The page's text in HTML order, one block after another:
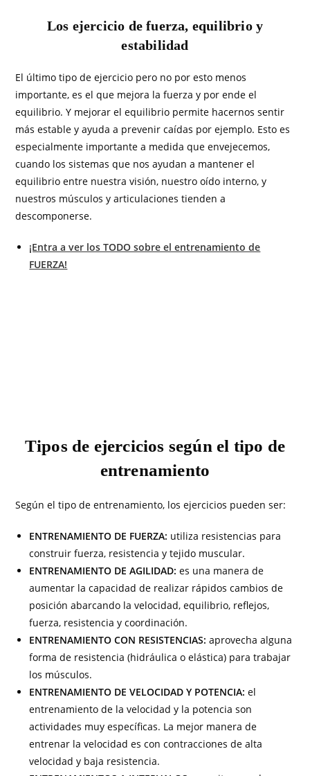
Los ejercicio de fuerza, equilibrio y
estabilidad
El último tipo de ejercicio pero no por esto menos
importante, es el que mejora la fuerza y por ende el
equilibrio. Y mejorar el equilibrio permite hacernos sentir
más estable y ayuda a prevenir caídas por ejemplo. Esto es
especialmente importante a medida que envejecemos,
cuando los sistemas que nos ayudan a mantener el
equilibrio entre nuestra visión, nuestro oído interno, y
nuestros músculos y articulaciones tienden a
descomponerse.
¡Entra a ver los TODO sobre el entrenamiento de
FUERZA!
Tipos de ejercicios según el tipo de
entrenamiento
Según el tipo de entrenamiento, los ejercicios pueden ser:
ENTRENAMIENTO DE FUERZA: utiliza resistencias para
construir fuerza, resistencia y tejido muscular.
ENTRENAMIENTO DE AGILIDAD:es una manera de
aumentar la capacidad de realizar rápidos cambios de
posición abarcando la velocidad, equilibrio, reflejos,
fuerza, resistencia y coordinación.
ENTRENAMIENTO CON RESISTENCIAS: aprovecha alguna
forma de resistencia (hidráulica o elástica) para trabajar
los músculos.
ENTRENAMIENTO DE VELOCIDAD Y POTENCIA:el
entrenamiento de la velocidad y la potencia son
actividades muy específicas. La mejor manera de
entrenar la velocidad es con contracciones de alta
velocidad y baja resistencia.